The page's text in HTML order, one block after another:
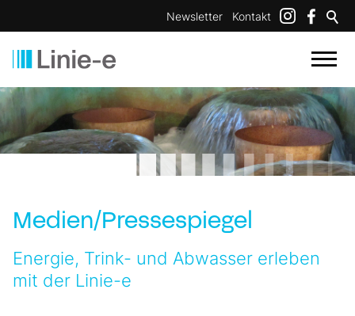
Newsletter Kontakt
Medien/Pressespiegel
Energie, Trink- und Abwasser erleben
mit der Linie-e